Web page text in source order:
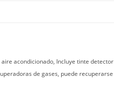
acondicionado, Incluye tinte
de gases, puede